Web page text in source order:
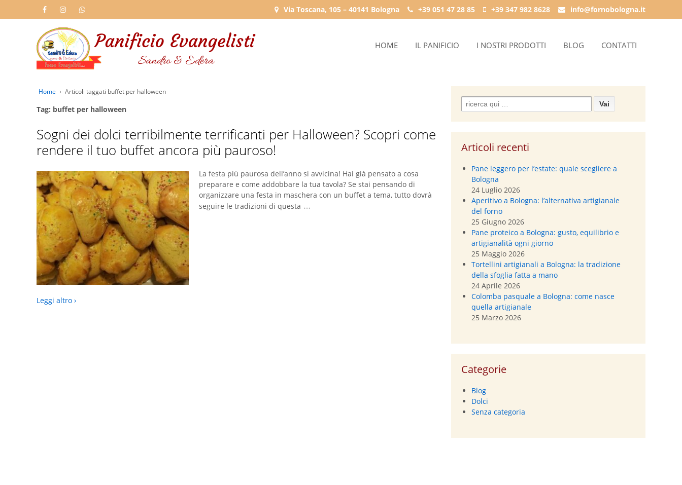
Via Toscana, 105 – 40141 Bologna +39 051 47 28 85 +39 347 982 8628 info@fornobologna.it
HOME IL PANIFICIO I NOSTRI PRODOTTI BLOG CONTATTI
Home › Articoli taggati buffet per halloween
Tag: buffet per halloween
Sogni dei dolci terribilmente terrificanti per Halloween? Scopri come
rendere il tuo buffet ancora più pauroso!
La festa più paurosa dell’anno si avvicina! Hai già pensato a cosa
preparare e come addobbare la tua tavola? Se stai pensando di
organizzare una festa in maschera con un buffet a tema, tutto dovrà
seguire le tradizioni di questa …
Leggi altro ›
Search
for:
Articoli recenti
Pane leggero per l’estate: quale scegliere a
Bologna
24 Luglio 2026
Aperitivo a Bologna: l’alternativa artigianale
del forno
25 Giugno 2026
Pane proteico a Bologna: gusto, equilibrio e
artigianalità ogni giorno
25 Maggio 2026
Tortellini artigianali a Bologna: la tradizione
della sfoglia fatta a mano
24 Aprile 2026
Colomba pasquale a Bologna: come nasce
quella artigianale
25 Marzo 2026
Categorie
Blog
Dolci
Senza categoria